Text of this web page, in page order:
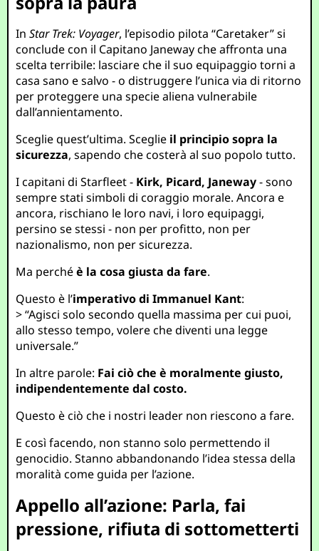
InStar Trek: Voyager, l’episodio pilota “Caretaker” si
conclude con il Capitano Janeway che affronta una
scelta terribile: lasciare che il suo equipaggio torni a
casa sano e salvo - o distruggere l’unica via di ritorno
per proteggere una specie aliena vulnerabile
dall’annientamento.
Sceglie quest’ultima. Sceglie il principio sopra la
sicurezza, sapendo che costerà al suo popolo tutto.
I capitani di Starfleet - Kirk, Picard, Janeway- sono
sempre stati simboli di coraggio morale. Ancora e
ancora, rischiano le loro navi, i loro equipaggi,
persino se stessi - non per profitto, non per
nazionalismo, non per sicurezza.
Ma perchéè la cosa giusta da fare.
Questo è l’imperativo di Immanuel Kant:
> “Agisci solo secondo quella massima per cui puoi,
allo stesso tempo, volere che diventi una legge
universale.”
In altre parole: Fai ciò che è moralmente giusto,
indipendentemente dal costo.
Questo è ciò che i nostri leader non riescono a fare.
E così facendo, non stanno solo permettendo il
genocidio. Stanno abbandonando l’idea stessa della
moralità come guida per l’azione.
Appello all’azione: Parla, fai
pressione, rifiuta di sottometterti